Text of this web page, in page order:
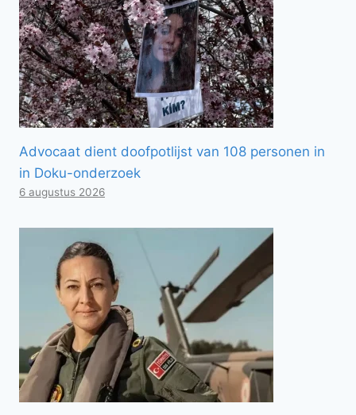
Advocaat dient doofpotlijst van 108 personen in
in Doku-onderzoek
6 augustus 2026